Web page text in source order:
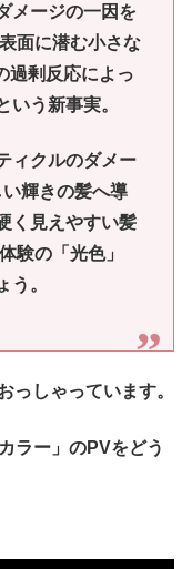
メージの一因を
面に潜む小さな
過剰反応によっ
いう新事実。
ィクルのダメー
輝きの髪へ導
く見えやすい髪
験の「光色」
う。
っしゃっています。
ラー」のPVをどう